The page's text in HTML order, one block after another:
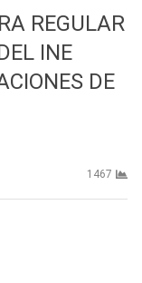
REGULAR
INE
DE
1467